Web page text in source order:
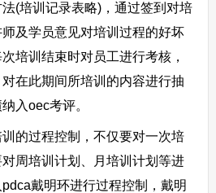
(培训记录表略)，通过签到对培
及学员意见对培训过程的好坏
培训结束时对员工进行考核，
在此期间所培训的内容进行抽
入oec考评。
过程控制，不仅要对一次培
周培训计划、月培训计划等进
戴明环进行过程控制，戴明